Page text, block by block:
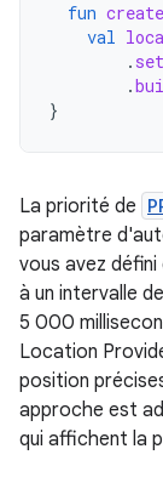
fun
val
.
.
}
La priorité de
paramètre
vous avez
à un intervalle
5 000
Location
position
approche est
qui affichent la